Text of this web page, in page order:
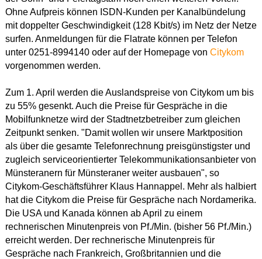
Ohne Aufpreis können ISDN-Kunden per Kanalbündelung
mit doppelter Geschwindigkeit (128 Kbit/s) im Netz der Netze
surfen. Anmeldungen für die Flatrate können per Telefon
unter 0251-8994140 oder auf der Homepage von Citykom
vorgenommen werden.
Zum 1. April werden die Auslandspreise von Citykom um bis
zu 55% gesenkt. Auch die Preise für Gespräche in die
Mobilfunknetze wird der Stadtnetzbetreiber zum gleichen
Zeitpunkt senken. "Damit wollen wir unsere Marktposition
als über die gesamte Telefonrechnung preisgünstigster und
zugleich serviceorientierter Telekommunikationsanbieter von
Münsteranern für Münsteraner weiter ausbauen", so
Citykom-Geschäftsführer Klaus Hannappel. Mehr als halbiert
hat die Citykom die Preise für Gespräche nach Nordamerika.
Die USA und Kanada können ab April zu einem
rechnerischen Minutenpreis von Pf./Min. (bisher 56 Pf./Min.)
erreicht werden. Der rechnerische Minutenpreis für
Gespräche nach Frankreich, Großbritannien und die